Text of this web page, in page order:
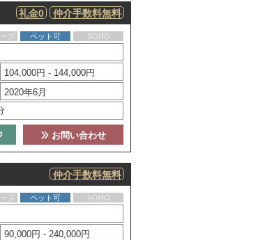
仲介手数料無料
礼金0
ズ ペット可 SOHO
104,000円 - 144,000円
2020年6月
お問い合わせ
仲介手数料無料
ズ ペット可 SOHO
90,000円 - 240,000円